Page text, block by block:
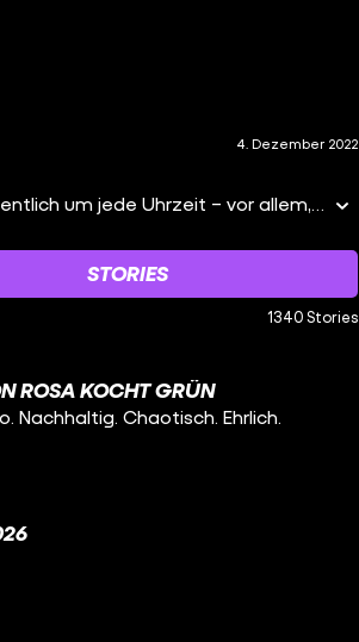
4. Dezember 2022
Pancakes am Morgen vertreiben Kummer und Sorgen. Naja, eigentlich um jede Uhrzeit – vor allem, wenn sie bunt sind. 🌈 Ihr braucht: 500 g Mehl ½ Packung Backpulver 20 g Zucker 320 g Vanille-Sojamilch ½ EL Apfelessig 2 EL Apfelmus Vegane Lebensmittelfarbe (Gelb, Orange, Rot, Grün, Blau, Lila) Topping: frische saisonale Früchte, Puderzucker, gehobelte Zartbitterkuvertüre Mehl, Backpulver und Zucker vermengen. Sojamilch, Apfelmus und Apfelessig dazurühren. Den Teig in 6 Portionen teilen und mit der Lebensmittelfarbe einfärben. Eine beschichtete Pfanne schnappen und von beiden Seiten in der Pfanne abbacken. Stapeln, die Früchte drauf, Schoki & Puderzucker on Top. Genießen!
STORIES
1340 Stories
ROSA KOCHT GRÜN
Nachhaltig. Chaotisch. Ehrlich.